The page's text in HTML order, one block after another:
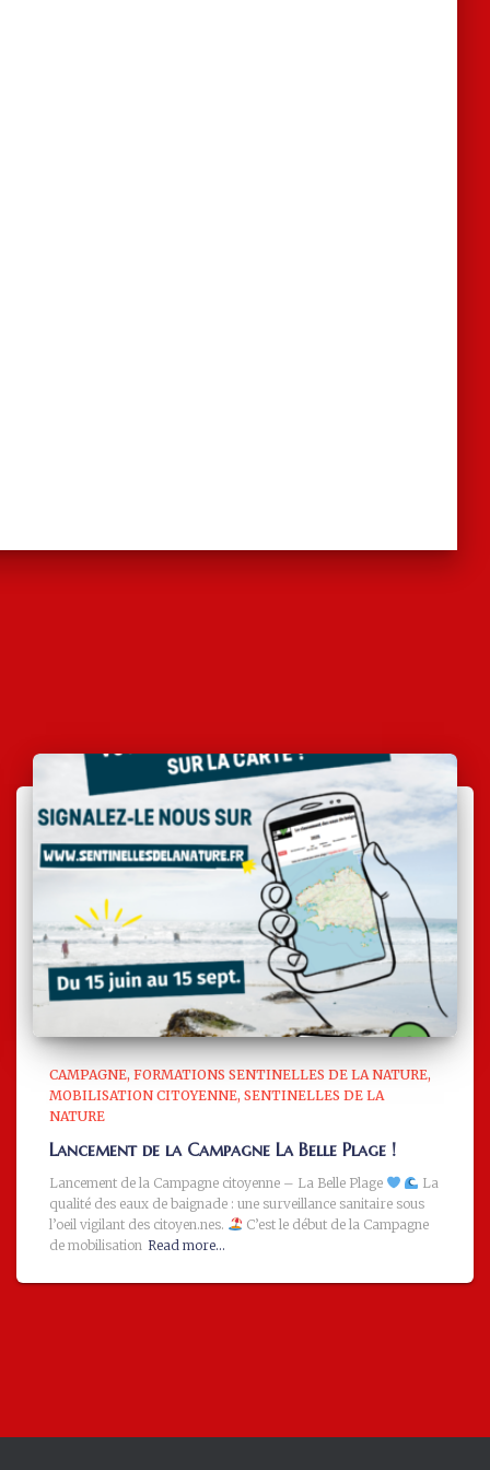
CAMPAGNE FORMATIONS SENTINELLES DE LA NATURE
MOBILISATION CITOYENNE SENTINELLES DE LA
NATURE
Lancement de la Campagne La Belle Plage !
Lancement de la Campagne citoyenne – La Belle Plage
La
qualité des eaux de baignade : une surveillance sanitaire sous
l’oeil vigilant des citoyen.nes.
C’est le début de la Campagne
de mobilisation Read more…